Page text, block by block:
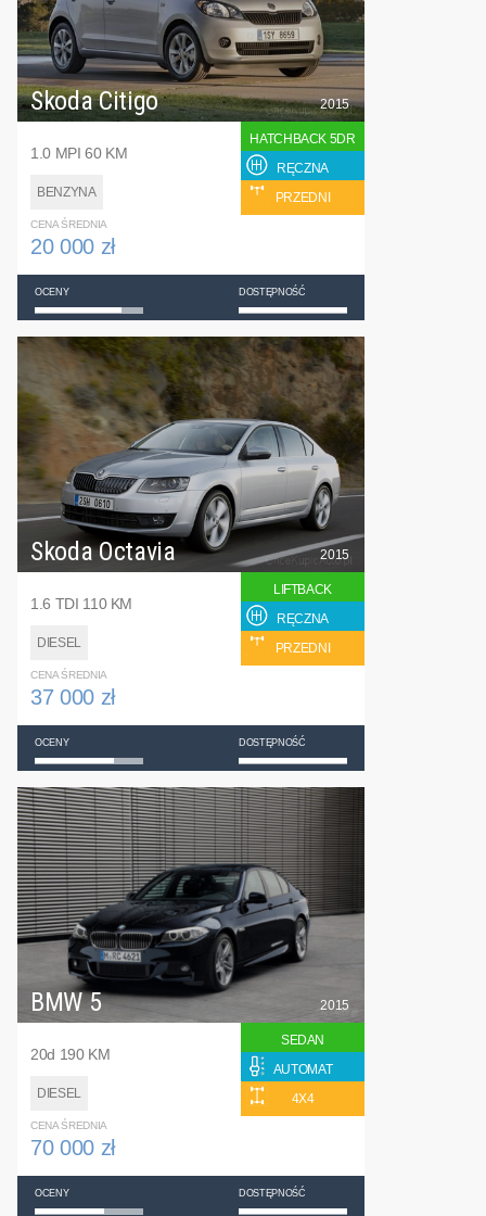
Skoda Citigo
1.0 MPI 60 KM
BENZYNA
2015
HATCHBACK 5DR
RĘCZNA
PRZEDNI
CENA ŚREDNIA
20 000 zł
OCENY DOSTĘPNOŚĆ
Skoda Octavia
1.6 TDI 110 KM
DIESEL
2015
LIFTBACK
RĘCZNA
PRZEDNI
CENA ŚREDNIA
37 000 zł
OCENY DOSTĘPNOŚĆ
BMW 5
20d 190 KM
DIESEL
2015
SEDAN
AUTOMAT
4X4
CENA ŚREDNIA
70 000 zł
OCENY DOSTĘPNOŚĆ